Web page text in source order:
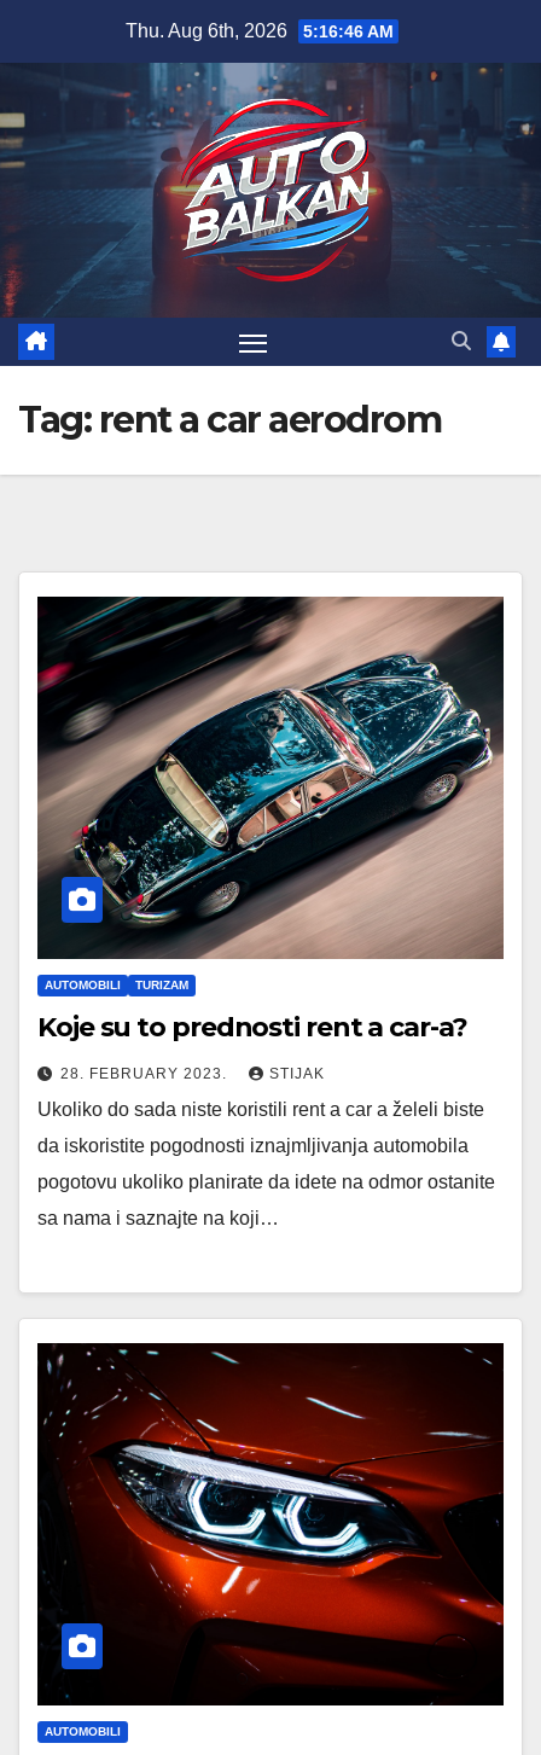
Thu. Aug 6th, 2026 5:16:47 AM
Tag: rent a car aerodrom
AUTOMOBILI TURIZAM
Koje su to prednosti rent a car-a?
28. FEBRUARY 2023. STIJAK
Ukoliko do sada niste koristili rent a car a želeli biste
da iskoristite pogodnosti iznajmljivanja automobila
pogotovu ukoliko planirate da idete na odmor ostanite
sa nama i saznajte na koji…
AUTOMOBILI